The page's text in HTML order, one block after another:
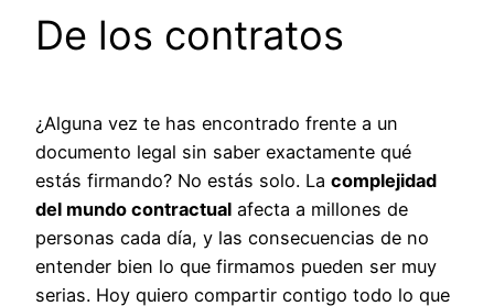
De los contratos
¿Alguna vez te has encontrado frente a un
documento legal sin saber exactamente qué
estás firmando? No estás solo. La complejidad
del mundo contractual afecta a millones de
personas cada día, y las consecuencias de no
entender bien lo que firmamos pueden ser muy
serias. Hoy quiero compartir contigo todo lo que